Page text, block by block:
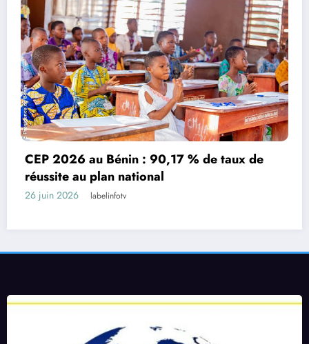
Programme International de Reconnaissance
des Géniteurs : L’OMGB honore dignement